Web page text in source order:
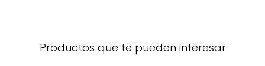
Productos que te pueden interesar